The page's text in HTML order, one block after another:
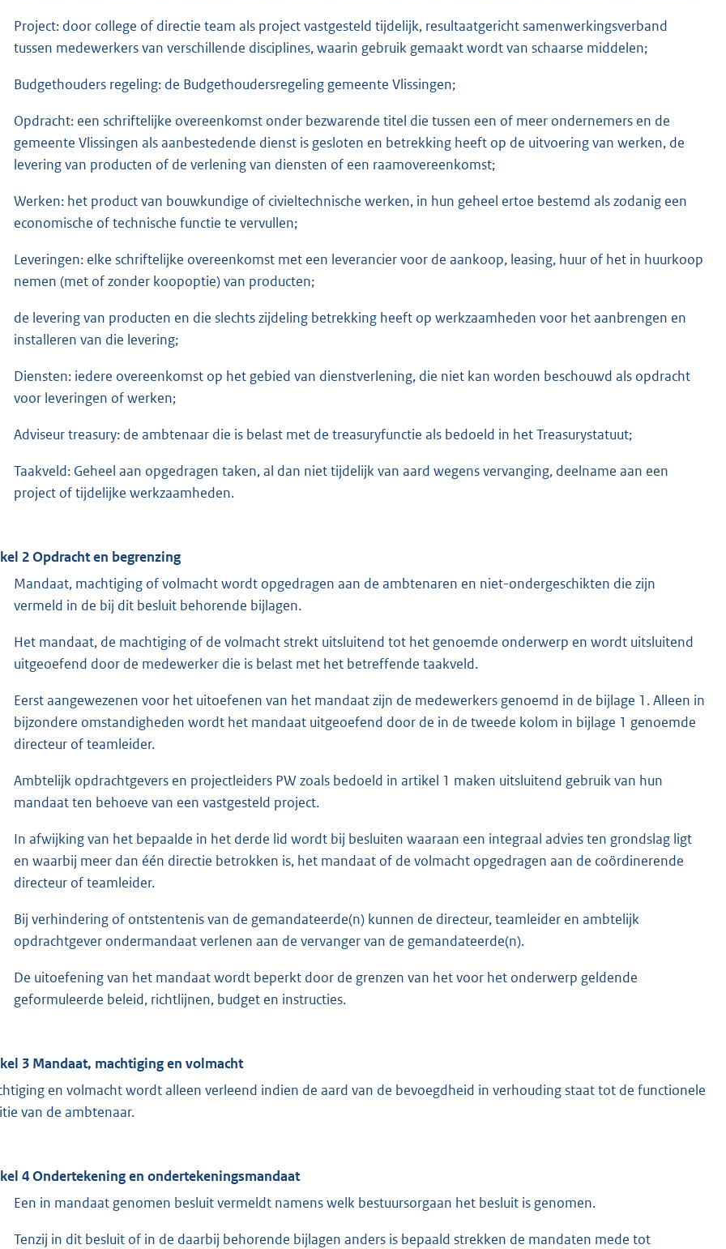
Project: door college of directie team als project vastgesteld tijdelijk, resultaatgericht samenwerkingsverband
tussen medewerkers van verschillende disciplines, waarin gebruik gemaakt wordt van schaarse middelen;
Budgethouders regeling: de Budgethoudersregeling gemeente Vlissingen;
Opdracht: een schriftelijke overeenkomst onder bezwarende titel die tussen een of meer ondernemers en de
gemeente Vlissingen als aanbestedende dienst is gesloten en betrekking heeft op de uitvoering van werken, de
levering van producten of de verlening van diensten of een raamovereenkomst;
Werken: het product van bouwkundige of civieltechnische werken, in hun geheel ertoe bestemd als zodanig een
economische of technische functie te vervullen;
Leveringen: elke schriftelijke overeenkomst met een leverancier voor de aankoop, leasing, huur of het in huurkoop
nemen (met of zonder koopoptie) van producten;
de levering van producten en die slechts zijdeling betrekking heeft op werkzaamheden voor het aanbrengen en
installeren van die levering;
Diensten: iedere overeenkomst op het gebied van dienstverlening, die niet kan worden beschouwd als opdracht
voor leveringen of werken;
Adviseur treasury: de ambtenaar die is belast met de treasuryfunctie als bedoeld in het Treasurystatuut;
Taakveld: Geheel aan opgedragen taken, al dan niet tijdelijk van aard wegens vervanging, deelname aan een
project of tijdelijke werkzaamheden.
2 Opdracht en begrenzing
Mandaat, machtiging of volmacht wordt opgedragen aan de ambtenaren en niet-ondergeschikten die zijn
vermeld in de bij dit besluit behorende bijlagen.
Het mandaat, de machtiging of de volmacht strekt uitsluitend tot het genoemde onderwerp en wordt uitsluitend
uitgeoefend door de medewerker die is belast met het betreffende taakveld.
Eerst aangewezenen voor het uitoefenen van het mandaat zijn de medewerkers genoemd in de bijlage 1. Alleen in
bijzondere omstandigheden wordt het mandaat uitgeoefend door de in de tweede kolom in bijlage 1 genoemde
directeur of teamleider.
Ambtelijk opdrachtgevers en projectleiders PW zoals bedoeld in artikel 1 maken uitsluitend gebruik van hun
mandaat ten behoeve van een vastgesteld project.
In afwijking van het bepaalde in het derde lid wordt bij besluiten waaraan een integraal advies ten grondslag ligt
en waarbij meer dan één directie betrokken is, het mandaat of de volmacht opgedragen aan de coördinerende
directeur of teamleider.
Bij verhindering of ontstentenis van de gemandateerde(n) kunnen de directeur, teamleider en ambtelijk
opdrachtgever ondermandaat verlenen aan de vervanger van de gemandateerde(n).
De uitoefening van het mandaat wordt beperkt door de grenzen van het voor het onderwerp geldende
geformuleerde beleid, richtlijnen, budget en instructies.
3 Mandaat, machtiging en volmacht
en volmacht wordt alleen verleend indien de aard van de bevoegdheid in verhouding staat tot de functionele
van de ambtenaar.
4 Ondertekening en ondertekeningsmandaat
Een in mandaat genomen besluit vermeldt namens welk bestuursorgaan het besluit is genomen.
Tenzij in dit besluit of in de daarbij behorende bijlagen anders is bepaald strekken de mandaten mede tot